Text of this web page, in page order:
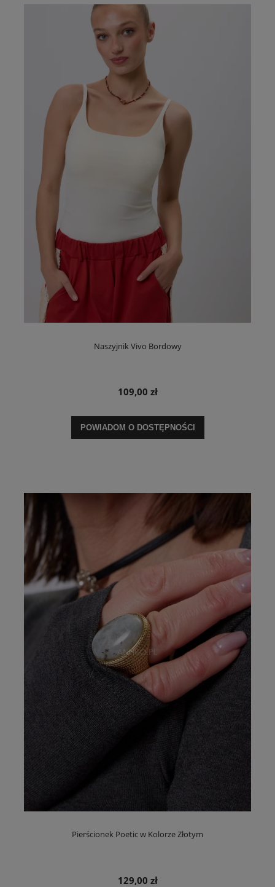
Naszyjnik Vivo Bordowy
109,00 zł
POWIADOM O DOSTĘPNOŚCI
Pierścionek Poetic w Kolorze Złotym
129,00 zł